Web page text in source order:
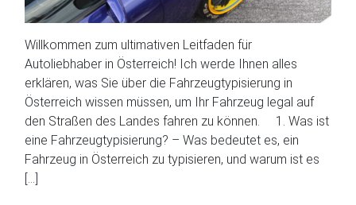
Willkommen zum ultimativen Leitfaden für
Autoliebhaber in Österreich! Ich werde Ihnen alles
erklären, was Sie über die Fahrzeugtypisierung in
Österreich wissen müssen, um Ihr Fahrzeug legal auf
den Straßen des Landes fahren zu können. 1. Was ist
eine Fahrzeugtypisierung? – Was bedeutet es, ein
Fahrzeug in Österreich zu typisieren, und warum ist es
[…]